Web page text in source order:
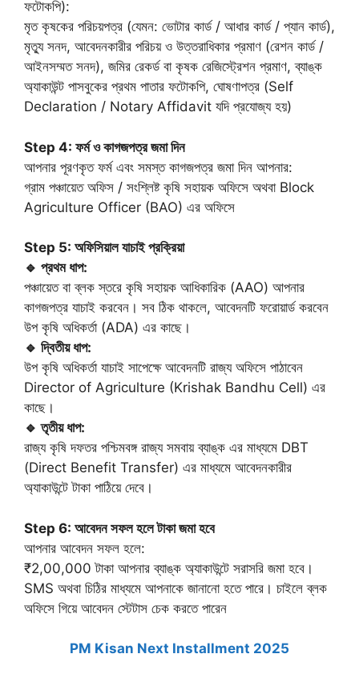
ফটোকপি):
মৃত কৃষকের পরিচয়পত্র (যেমন: ভোটার কার্ড / আধার কার্ড / প্যান কার্ড),
মৃত্যু সনদ, আবেদনকারীর পরিচয় ও উত্তরাধিকার প্রমাণ (রেশন কার্ড /
আইনসম্মত সনদ), জমির রেকর্ড বা কৃষক রেজিস্ট্রেশন প্রমাণ, ব্যাঙ্ক
অ্যাকাউন্ট পাসবুকের প্রথম পাতার ফটোকপি, ঘোষণাপত্র (Self
Declaration / Notary Affidavit যদি প্রযোজ্য হয়)
Step 4: ফর্ম ও কাগজপত্র জমা দিন
আপনার পূরণকৃত ফর্ম এবং সমস্ত কাগজপত্র জমা দিন আপনার:
গ্রাম পঞ্চায়েত অফিস / সংশ্লিষ্ট কৃষি সহায়ক অফিসে অথবা Block
Agriculture Officer (BAO) এর অফিসে
Step 5: অফিসিয়াল যাচাই প্রক্রিয়া
🔹 প্রথম ধাপ:
পঞ্চায়েত বা ব্লক স্তরে কৃষি সহায়ক আধিকারিক (AAO) আপনার
কাগজপত্র যাচাই করবেন। সব ঠিক থাকলে, আবেদনটি ফরোয়ার্ড করবেন
উপ কৃষি অধিকর্তা (ADA) এর কাছে।
🔹 দ্বিতীয় ধাপ:
উপ কৃষি অধিকর্তা যাচাই সাপেক্ষে আবেদনটি রাজ্য অফিসে পাঠাবেন
Director of Agriculture (Krishak Bandhu Cell) এর
কাছে।
🔹 তৃতীয় ধাপ:
রাজ্য কৃষি দফতর পশ্চিমবঙ্গ রাজ্য সমবায় ব্যাঙ্ক এর মাধ্যমে DBT
(Direct Benefit Transfer) এর মাধ্যমে আবেদনকারীর
অ্যাকাউন্টে টাকা পাঠিয়ে দেবে।
Step 6: আবেদন সফল হলে টাকা জমা হবে
আপনার আবেদন সফল হলে:
₹2,00,000 টাকা আপনার ব্যাঙ্ক অ্যাকাউন্টে সরাসরি জমা হবে।
SMS অথবা চিঠির মাধ্যমে আপনাকে জানানো হতে পারে। চাইলে ব্লক
অফিসে গিয়ে আবেদন স্টেটাস চেক করতে পারেন
PM Kisan Next Installment 2025